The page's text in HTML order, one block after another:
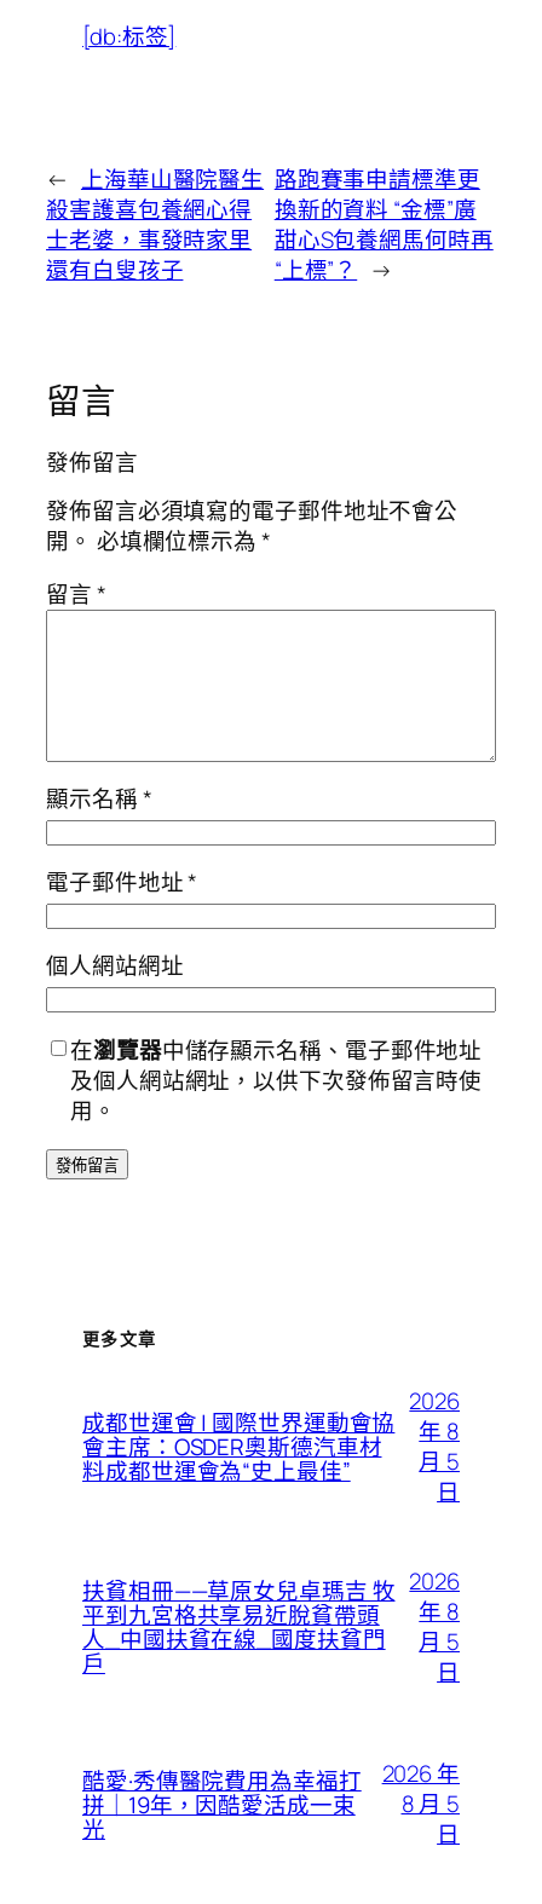
[db:标签]
← 上海華山醫院醫生
殺害護喜包養網心得
士老婆，事發時家里
還有白叟孩子
路跑賽事申請標準更
換新的資料 “金標”廣
甜心S包養網馬何時再
“上標”？
→
留言
發佈留言
發佈留言必須填寫的電子郵件地址不會公
開。 必填欄位標示為*
留言*
顯示名稱*
電子郵件地址*
個人網站網址
在瀏覽器中儲存顯示名稱、電子郵件地址
及個人網站網址，以供下次發佈留言時使
用。
更多文章
成都世運會 | 國際世界運動會協
會主席：OSDER奧斯德汽車材
料成都世運會為“史上最佳”
2026
年 8
月 5
日
扶貧相冊——草原女兒卓瑪吉 牧
平到九宮格共享易近脫貧帶頭
人_中國扶貧在線_國度扶貧門
戶
2026
年 8
月 5
日
酷愛·秀傳醫院費用為幸福打
拼｜19年，因酷愛活成一束
光
2026 年
8 月 5
日